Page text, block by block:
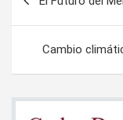
entradas
Cambio